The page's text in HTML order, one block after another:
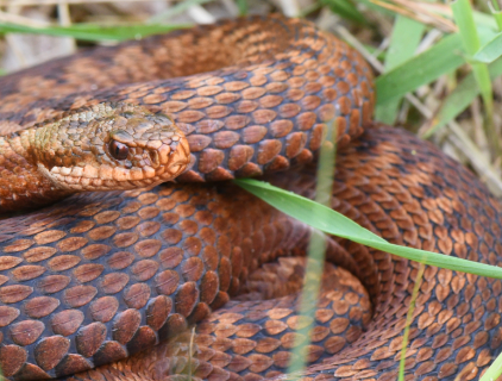
11 JUL
09:30 - 13:30 uur